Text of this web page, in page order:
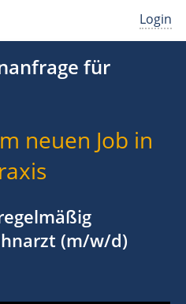
Login
für
neuen Job in
(m/w/d)